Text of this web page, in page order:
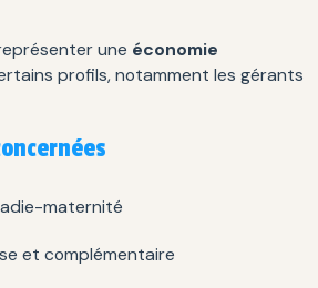
une économie
profils, notamment les gérants
maternité
et complémentaire